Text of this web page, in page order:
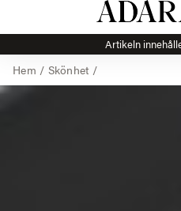
Artikeln
Hem / Skönhet/